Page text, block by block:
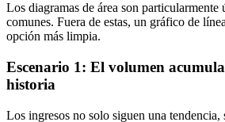
Los diagramas de área son particularmente
comunes. Fuera de estas, un gráfico de
opción más limpia.
Escenario 1: El volumen
historia
Los ingresos no solo siguen una tendencia,